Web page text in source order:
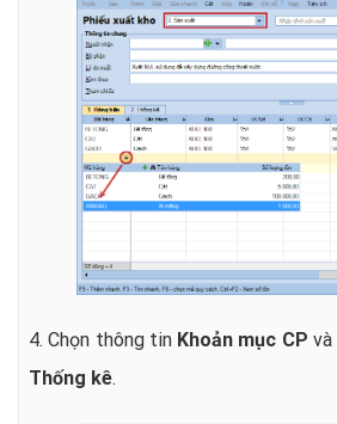
4. Chọn thông tin Khoản mục CP và
Thống kê.